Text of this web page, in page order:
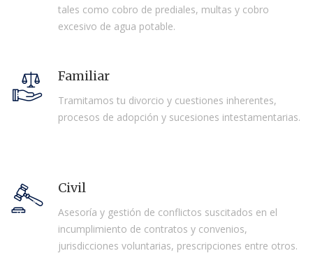
tales como cobro de prediales, multas y cobro
excesivo de agua potable.
Familiar
Tramitamos tu divorcio y cuestiones inherentes,
procesos de adopción y sucesiones intestamentarias.
Civil
Asesoría y gestión de conflictos suscitados en el
incumplimiento de contratos y convenios,
jurisdicciones voluntarias, prescripciones entre otros.